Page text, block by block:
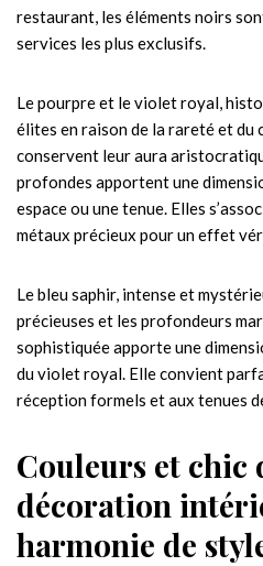
restaurant, les éléments noirs
services les plus exclusifs.
Le pourpre et le violet royal,
élites en raison de la rareté et du
conservent leur aura
profondes apportent une
espace ou une tenue. Elles
métaux précieux pour un effet
Le bleu saphir, intense et
précieuses et les profondeurs
sophistiquée apporte une
du violet royal. Elle convient
réception formels et aux tenues
Couleurs et chic
décoration
harmonie de